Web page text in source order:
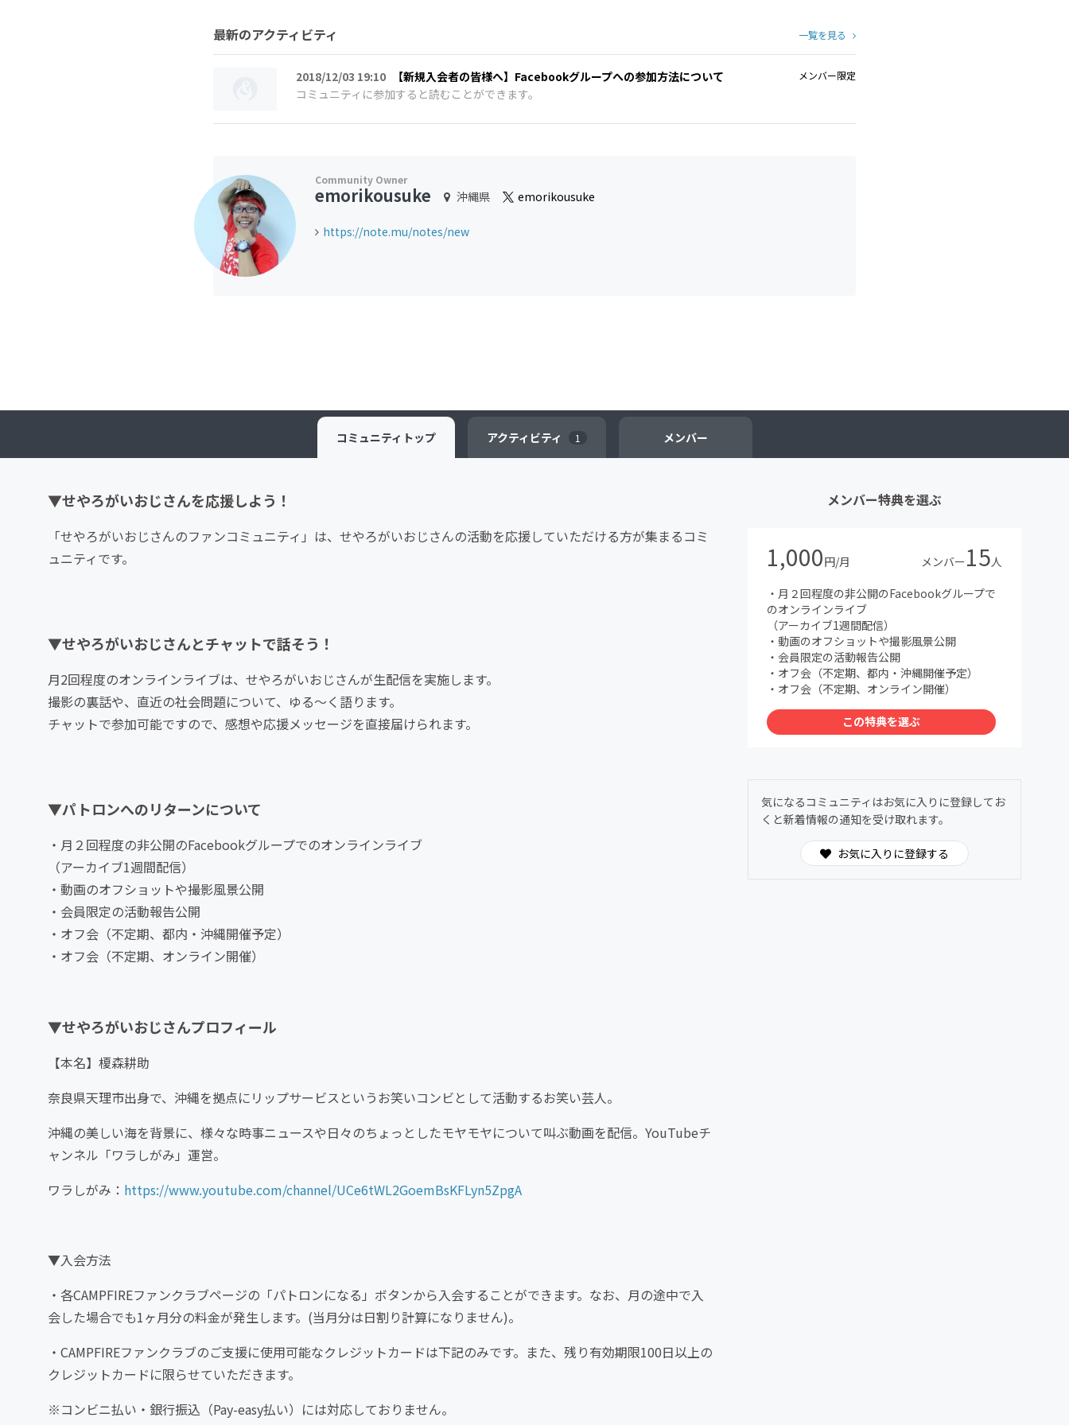
最新のアクティビティ 一覧を見る
2018/12/03 19:10 【新規入会者の皆様へ】Facebookグループへの参加方法について メンバー限定
コミュニティに参加すると読むことができます。
emorikousuke 沖縄県 emorikousuke
https://note.mu/notes/new
コミュニティ トップ アクティビティ 1 メンバー
▼せやろがいおじさんを応援しよう！
「せやろがいおじさんのファンコミュニティ」は、せやろがいおじさんの活動を応援していただける方が集まるコミ
ュニティです。
▼せやろがいおじさんとチャットで話そう！
月2回程度のオンラインライブは、せやろがいおじさんが生配信を実施します。
撮影の裏話や、直近の社会問題について、ゆる〜く語ります。
チャットで参加可能ですので、感想や応援メッセージを直接届けられます。
▼パトロンへのリターンについて
・月２回程度の非公開のFacebookグループでのオンラインライブ
（アーカイブ1週間配信）
・動画のオフショットや撮影風景公開
・会員限定の活動報告公開
・オフ会（不定期、都内・沖縄開催予定）
・オフ会（不定期、オンライン開催）
▼せやろがいおじさんプロフィール
【本名】榎森耕助
奈良県天理市出身で、沖縄を拠点にリップサービスというお笑いコンビとして活動するお笑い芸人。
沖縄の美しい海を背景に、様々な時事ニュースや日々のちょっとしたモヤモヤについて叫ぶ動画を配信。YouTubeチ
ャンネル「ワラしがみ」運営。
ワラしがみ： https://www.youtube.com/channel/UCe6tWL2GoemBsKFLyn5ZpgA
▼入会方法
・各CAMPFIREファンクラブページの「パトロンになる」ボタンから入会することができます。なお、月の途中で入
会した場合でも1ヶ月分の料金が発生します。(当月分は日割り計算になりません)。
・CAMPFIREファンクラブのご支援に使用可能なクレジットカードは下記のみです。また、残り有効期限100日以上の
クレジットカードに限らせていただきます。
※コンビニ払い・銀行振込（Pay-easy払い）には対応しておりません。
メンバー特典を選ぶ
1,000円/月 メンバー15人
・月２回程度の非公開のFacebookグループで
のオンラインライブ
（アーカイブ1週間配信）
・動画のオフショットや撮影風景公開
・会員限定の活動報告公開
・オフ会（不定期、都内・沖縄開催予定）
・オフ会（不定期、オンライン開催）
この特典を選ぶ
気になるコミュニティはお気に入りに登録してお
くと新着情報の通知を受け取れます。
お気に入りに登録する